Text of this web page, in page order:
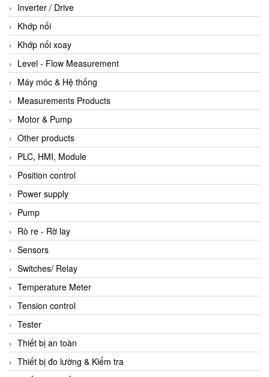
Inverter / Drive
Khớp nối
Khớp nối xoay
Level - Flow Measurement
Máy móc & Hệ thống
Measurements Products
Motor & Pump
Other products
PLC, HMI, Module
Position control
Power supply
Pump
Rò re - Rờ lay
Sensors
Switches/ Relay
Temperature Meter
Tension control
Tester
Thiết bị an toàn
Thiết bị đo lường & Kiểm tra